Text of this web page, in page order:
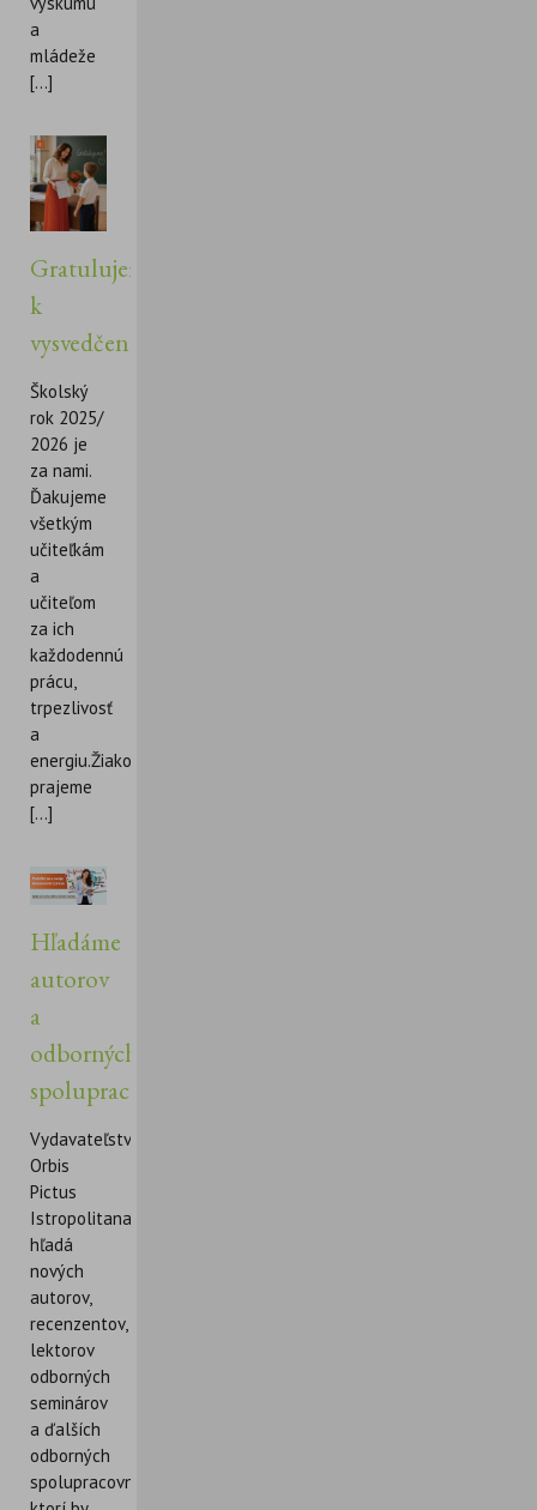
a
mládeže
[...]
Gratulujeme
k
vysvedčeniu!
Školský
rok 2025/
2026 je
za nami.
Ďakujeme
všetkým
učiteľkám
a
učiteľom
za ich
každodennú
prácu,
trpezlivosť
a
energiu.Žiakom
prajeme
[...]
Hľadáme
autorov
a
odborných
spolupracovníkov
Vydavateľstvo
Orbis
Pictus
Istropolitana
hľadá
nových
autorov,
recenzentov,
lektorov
odborných
seminárov
a ďalších
odborných
spolupracovníkov,